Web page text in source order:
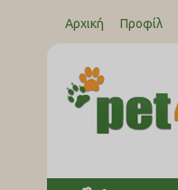
Αρχική Προφίλ